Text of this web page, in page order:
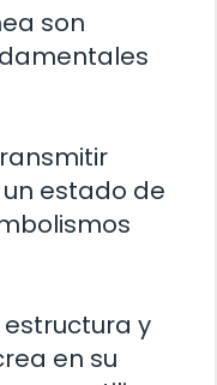
son
estado de
y
en su